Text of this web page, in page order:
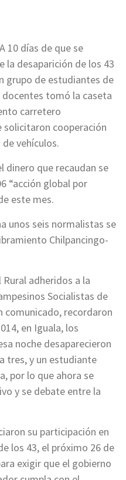
A 10 días de que se
la desaparición de los 43
grupo de estudiantes de
tomó la caseta
carretero
solicitaron cooperación
vehículos.
dinero que recaudan se
“acción global por
este mes.
unos seis normalistas se
Chilpancingo-
adheridos a la
Socialistas de
comunicado, recordaron
en Iguala, los
noche desaparecieron
tres, y un estudiante
por lo que ahora se
y se debate entre la
su participación en
los 43, el próximo 26 de
exigir que el gobierno